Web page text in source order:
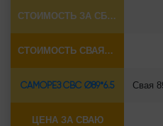
СТОИМОСТЬ ЗА СБОРКУ
СТОИМОСТЬ СВАЯ+СБОРКА (БЕЗ ОГОЛОВКА)
САМОРЕЗ СВС Ø89*6.5
ЦЕНА ЗА СВАЮ
Свая